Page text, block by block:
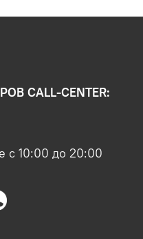
CALL-CENTER:
с 10:00 до 20:00